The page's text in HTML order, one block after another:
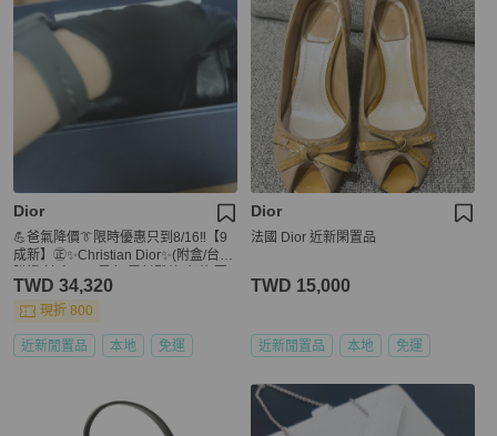
Dior
💪爸氣降價👔限時優惠只到8/16‼️【9
成新】㊣✨Christian Dior✨(附盒/台灣
筒包 桶包 肩背包 斜背包/二手包/保證
正品🌳二手樹屋🌳
TWD 34,320
現折 800
近新閒置品 本地 免運
Dior
法國 Dior 近新閑置品
TWD 15,000
近新閒置品 本地 免運